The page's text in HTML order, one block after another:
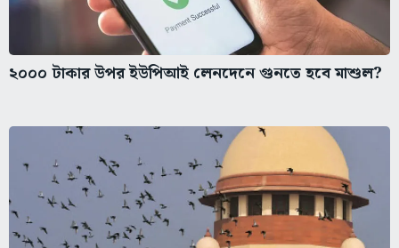
২০০০ টাকার উপর ইউপিআই লেনদেনে গুনতে হবে মাশুল?